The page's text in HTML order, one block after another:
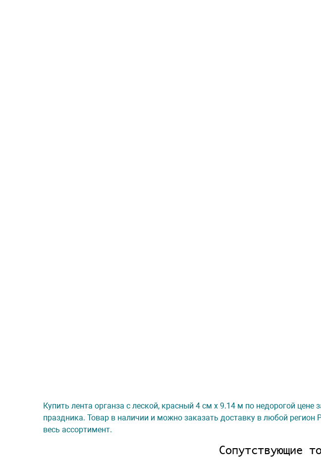
Купить лента органза с леской, красный 4 см х 9.14 м по недорогой цене
праздника. Товар в наличии и можно заказать доставку в любой
весь ассортимент.
Сопутствующие